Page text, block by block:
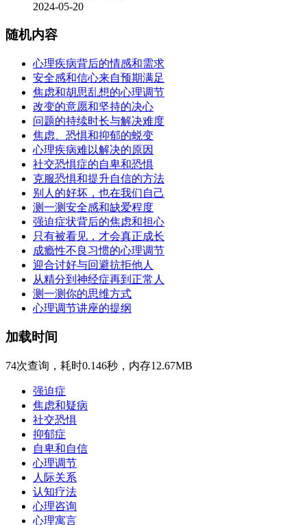
2024-05-20
随机内容
心理疾病背后的情感和需求
安全感和信心来自预期满足
焦虑和胡思乱想的心理调节
改变的意愿和坚持的决心
问题的持续时长与解决难度
焦虑、恐惧和抑郁的蜕变
心理疾病难以解决的原因
社交恐惧症的自卑和恐惧
克服恐惧和提升自信的方法
别人的好坏，也在我们自己
测一测安全感和缺爱程度
强迫症状背后的焦虑和担心
只有被看见，才会真正成长
成瘾性不良习惯的心理调节
迎合讨好与回避抗拒他人
从精分到神经症再到正常人
测一测你的思维方式
心理调节讲座的提纲
加载时间
74次查询，耗时0.146秒，内存12.67MB
强迫症
焦虑和疑病
社交恐惧
抑郁症
自卑和自信
心理调节
人际关系
认知疗法
心理咨询
心理寓言